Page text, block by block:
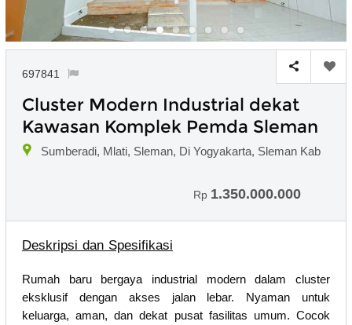
697841
Cluster Modern Industrial dekat
Kawasan Komplek Pemda Sleman
Sumberadi, Mlati, Sleman, Di Yogyakarta, Sleman Kab
Rp 1.350.000.000
Deskripsi dan Spesifikasi
Rumah baru bergaya industrial modern dalam cluster
eksklusif dengan akses jalan lebar. Nyaman untuk
keluarga, aman, dan dekat pusat fasilitas umum. Cocok